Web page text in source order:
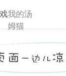
我的汤
姆猫